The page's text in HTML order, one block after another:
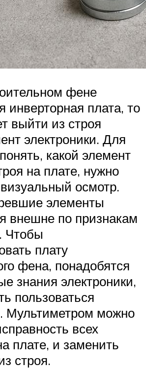
фене
инверторная плата, то
выйти из строя
электроники. Для
какой элемент
на плате, нужно
осмотр.
элементы
внешне по признакам
Чтобы
плату
фена, понадобятся
знания электроники,
пользоваться
Мультиметром можно
всех
плате, и заменить
строя.